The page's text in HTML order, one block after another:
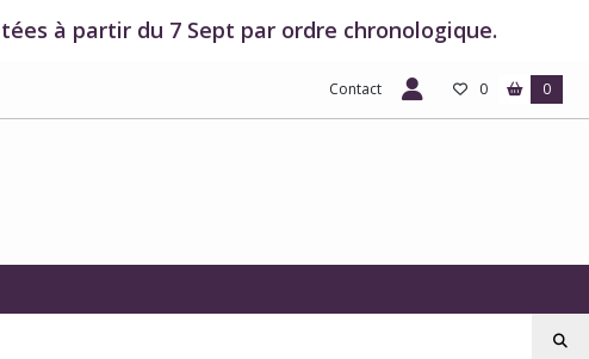
à partir du 7 Sept par ordre chronologique.
Contact 0 0